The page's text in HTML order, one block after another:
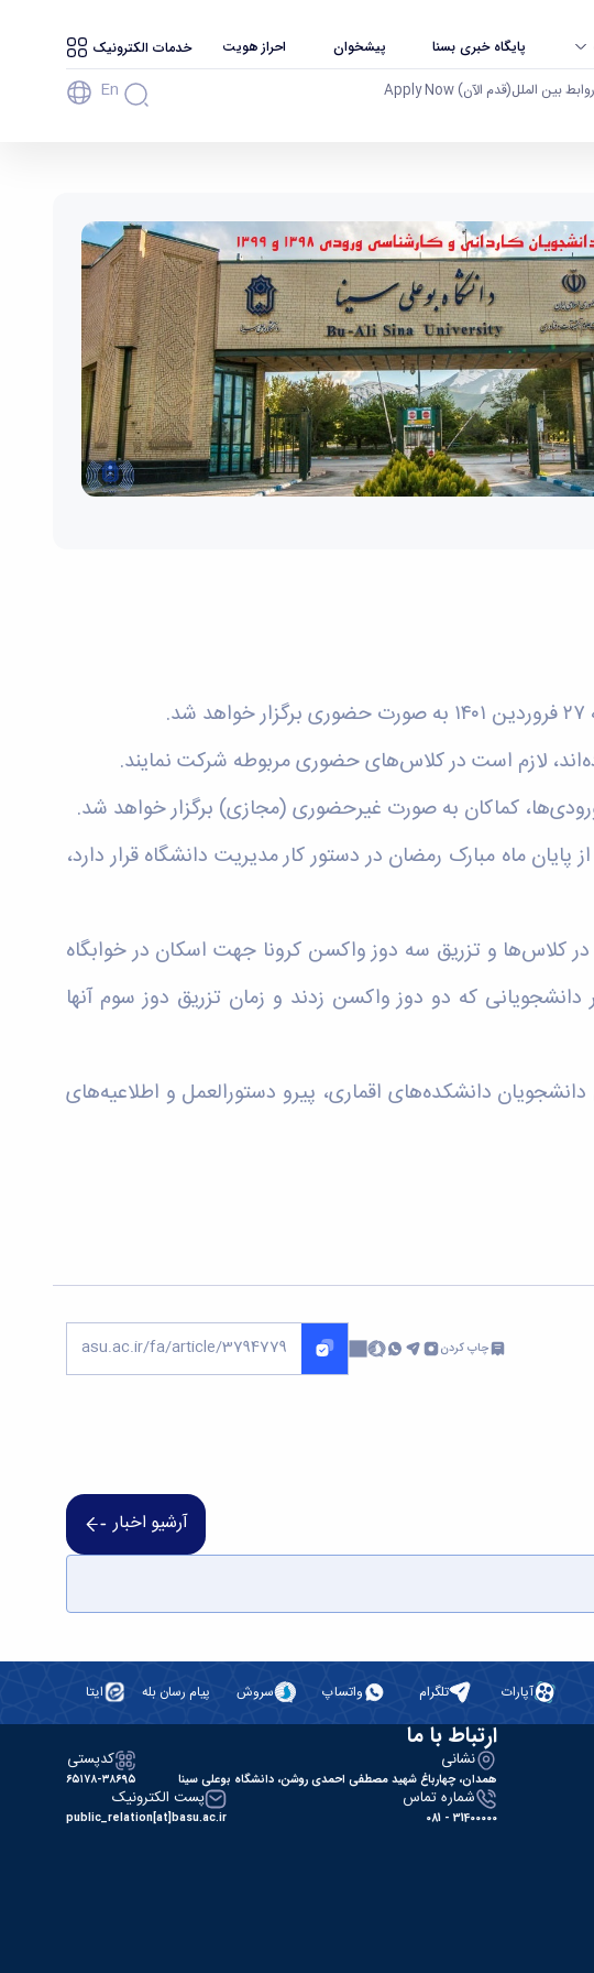
پایگاه خبری بسنا پیشخوان احراز هویت خدمات الکترونیک
روابط بین الملل(قدم الآن) Apply Now En
ماه مبارک رمضان در دستور کار مدیریت دانشگاه قرار دارد،
کلاس‌ها و تزریق سه دوز واکسن کرونا جهت اسکان در خوابگاه
که دو دوز واکسن زدند و زمان تزریق دوز سوم آنها
دانشکده‌های اقماری، پیرو دستورالعمل و اطلاعیه‌های
چاپ کردن
آرشیو اخبار
آپارات تلگرام واتساپ سروش پیام رسان بله ایتا
ارتباط با ما
نشانی
همدان، چهارباغ شهید مصطفی احمدی روشن، دانشگاه بوعلی سینا
کدپستی
۶۵۱۷۸-۳۸۶۹۵
شماره تماس
31400000 - 081
پست الکترونیک
public_relation[at]basu.ac.ir